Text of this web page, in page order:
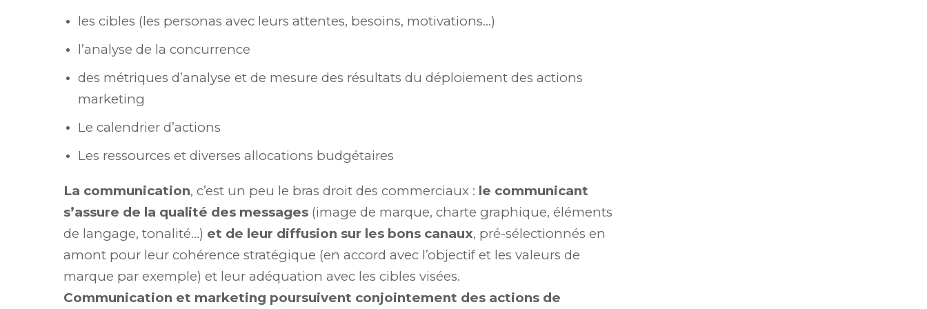
les cibles (les personas avec leurs attentes, besoins, motivations…)
l’analyse de la concurrence
des métriques d’analyse et de mesure des résultats du déploiement des actions
marketing
Le calendrier d’actions
Les ressources et diverses allocations budgétaires
La communication, c’est un peu le bras droit des commerciaux : le communicant
s’assure de la qualité des messages (image de marque, charte graphique, éléments
de langage, tonalité…) et de leur diffusion sur les bons canaux, pré-sélectionnés en
amont pour leur cohérence stratégique (en accord avec l’objectif et les valeurs de
marque par exemple) et leur adéquation avec les cibles visées.
Communication et marketing poursuivent conjointement des actions de